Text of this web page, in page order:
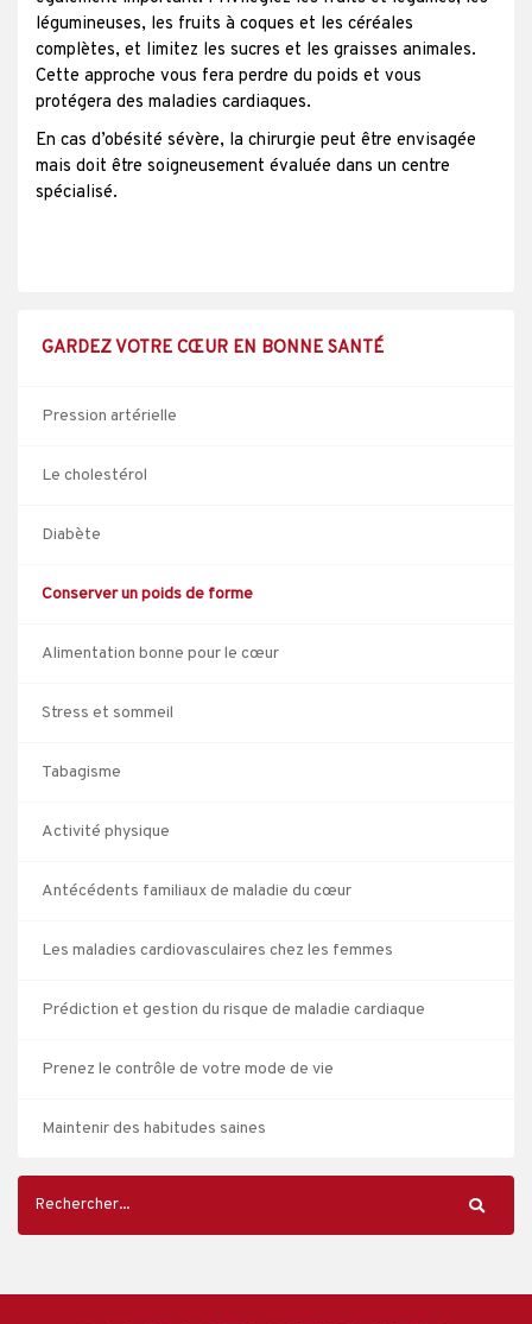
légumineuses, les fruits à coques et les céréales
complètes, et limitez les sucres et les graisses animales.
Cette approche vous fera perdre du poids et vous
protégera des maladies cardiaques.
En cas d’obésité sévère, la chirurgie peut être envisagée
mais doit être soigneusement évaluée dans un centre
spécialisé.
GARDEZ VOTRE CŒUR EN BONNE SANTÉ
Pression artérielle
Le cholestérol
Diabète
Conserver un poids de forme
Alimentation bonne pour le cœur
Stress et sommeil
Tabagisme
Activité physique
Antécédents familiaux de maladie du cœur
Les maladies cardiovasculaires chez les femmes
Prédiction et gestion du risque de maladie cardiaque
Prenez le contrôle de votre mode de vie
Maintenir des habitudes saines